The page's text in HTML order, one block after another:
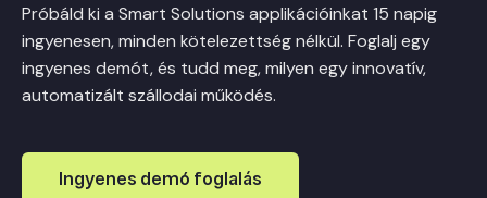
Próbáld ki a Smart Solutions applikációinkat 15 napig
ingyenesen, minden kötelezettség nélkül. Foglalj egy
ingyenes demót, és tudd meg, milyen egy innovatív,
automatizált szállodai működés.
Ingyenes demó foglalás